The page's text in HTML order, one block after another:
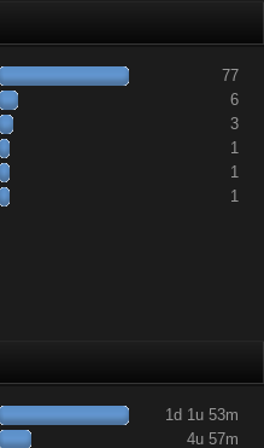
77
6
3
1
1
1
1d 1u 53m
4u 57m